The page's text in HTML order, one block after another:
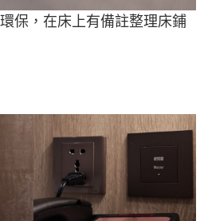
保，在床上有備註整理床鋪